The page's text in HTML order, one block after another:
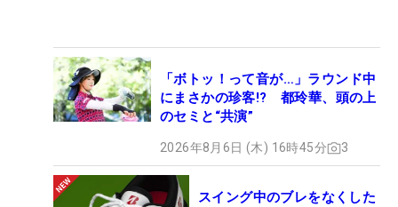
「ボトッ！って音が…」ラウンド中
にまさかの珍客!? 都玲華、頭の上
のセミと“共演”
2026年8月6日 (木) 16時45分 3
スイング中のブレをなくした